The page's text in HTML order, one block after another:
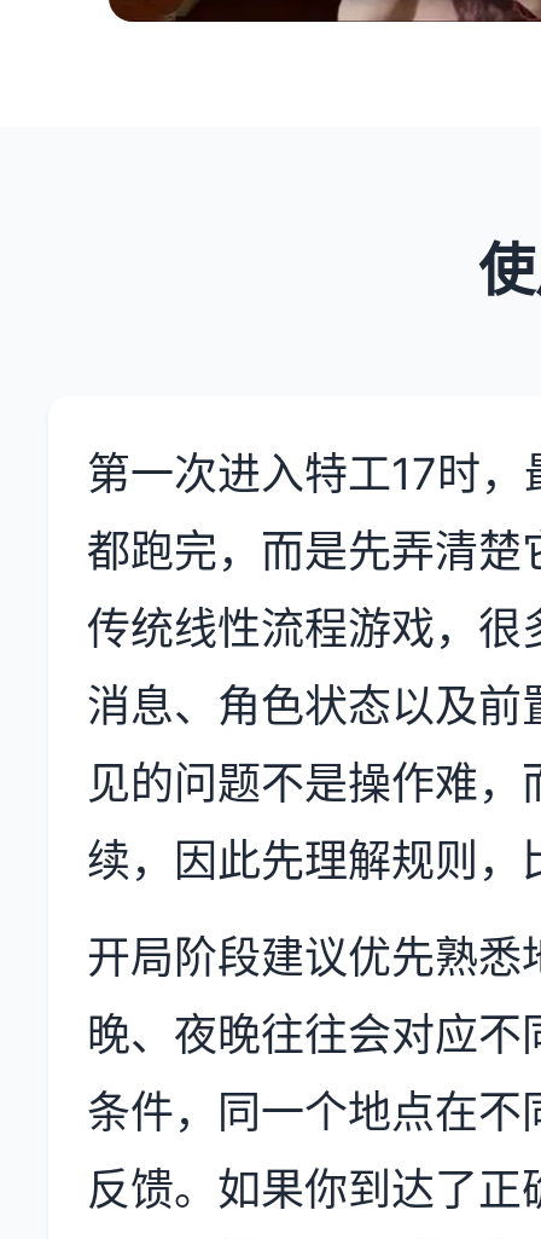
第一次进入特工17时
都跑完，而是先弄清
传统线性流程游戏，
消息、角色状态以及
见的问题不是操作难
续，因此先理解规则
开局阶段建议优先熟
晚、夜晚往往会对应
条件，同一个地点在
反馈。如果你到达了